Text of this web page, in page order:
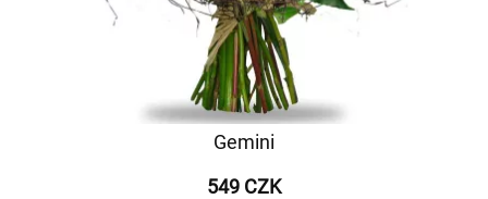
Gemini
549 CZK